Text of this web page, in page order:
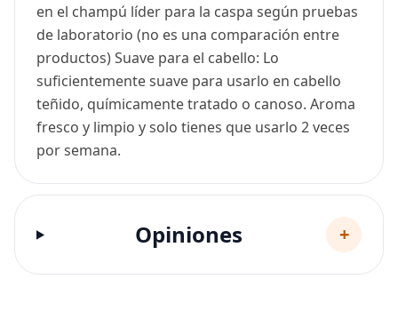
en el champú líder para la caspa según pruebas
de laboratorio (no es una comparación entre
productos) Suave para el cabello: Lo
suficientemente suave para usarlo en cabello
teñido, químicamente tratado o canoso. Aroma
fresco y limpio y solo tienes que usarlo 2 veces
por semana.
Opiniones +